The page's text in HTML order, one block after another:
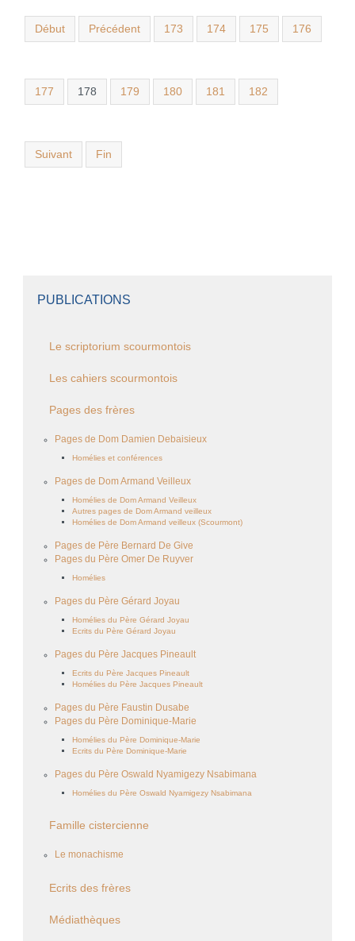
Début Précédent 173 174 175 176
177 178 179 180 181 182
Suivant Fin
PUBLICATIONS
Le scriptorium scourmontois
Les cahiers scourmontois
Pages des frères
Pages de Dom Damien Debaisieux
Homélies et conférences
Pages de Dom Armand Veilleux
Homélies de Dom Armand Veilleux
Autres pages de Dom Armand veilleux
Homélies de Dom Armand veilleux (Scourmont)
Pages de Père Bernard De Give
Pages du Père Omer De Ruyver
Homélies
Pages du Père Gérard Joyau
Homélies du Père Gérard Joyau
Ecrits du Père Gérard Joyau
Pages du Père Jacques Pineault
Ecrits du Père Jacques Pineault
Homélies du Père Jacques Pineault
Pages du Père Faustin Dusabe
Pages du Père Dominique-Marie
Homélies du Père Dominique-Marie
Ecrits du Père Dominique-Marie
Pages du Père Oswald Nyamigezy Nsabimana
Homélies du Père Oswald Nyamigezy Nsabimana
Famille cistercienne
Le monachisme
Ecrits des frères
Médiathèques